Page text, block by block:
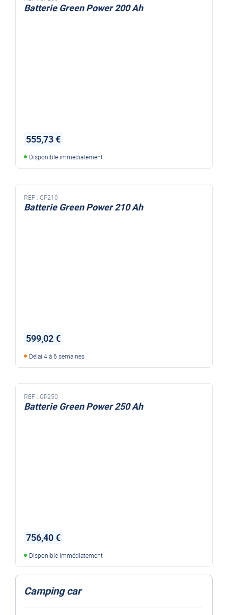
Batterie Green Power 200 Ah
555,73 €
Disponible immédiatement
REF : GP210
Batterie Green Power 210 Ah
599,02 €
Délai 4 à 6 semaines
REF : GP250
Batterie Green Power 250 Ah
756,40 €
Disponible immédiatement
Camping car